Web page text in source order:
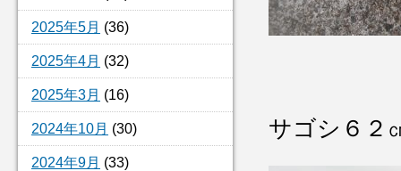
2025年5月 (36)
2025年4月 (32)
2025年3月 (16)
2024年10月 (30)
2024年9月 (33)
サゴシ６